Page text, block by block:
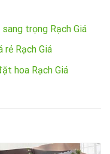
trọng Rạch Giá
rẻ Rạch Giá
hoa Rạch Giá